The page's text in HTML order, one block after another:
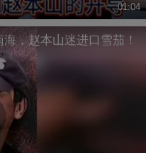
01:04
，赵本山迷进口雪茄！